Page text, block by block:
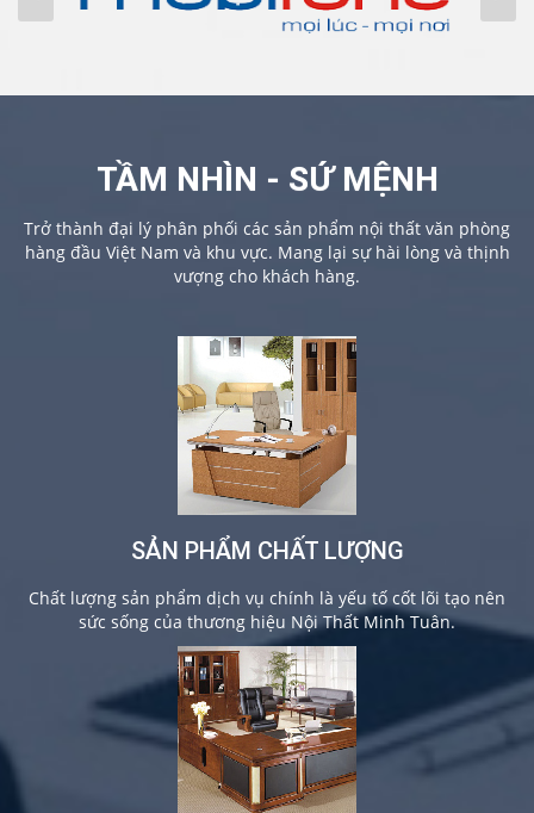
TẦM NHÌN - SỨ MỆNH
Trở thành đại lý phân phối các sản phẩm nội thất văn phòng
hàng đầu Việt Nam và khu vực. Mang lại sự hài lòng và thịnh
vượng cho khách hàng.
SẢN PHẨM CHẤT LƯỢNG
Chất lượng sản phẩm dịch vụ chính là yếu tố cốt lõi tạo nên
sức sống của thương hiệu Nội Thất Minh Tuân.